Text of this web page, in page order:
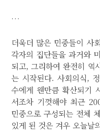
…
더욱더 많은 민중들이 사
각자의 집단들을 과거와
되고, 그리하여 완전히 역
는 시작된다. 사회의식,
수에게 웬만큼 확산되기
서조차 기껏해야 최근
민중으로 구성되는 전체
있게 된 것은 겨우 오늘날